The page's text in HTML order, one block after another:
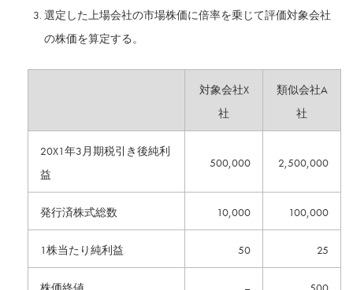
選定した上場会社の市場株価に倍率を乗じて評価対象会社
の株価を算定する。
対象会社X
社
類似会社A
社
20X1年3月期税引き後純利
益
500,000 2,500,000
発行済株式総数 10,000 100,000
1株当たり純利益 50 25